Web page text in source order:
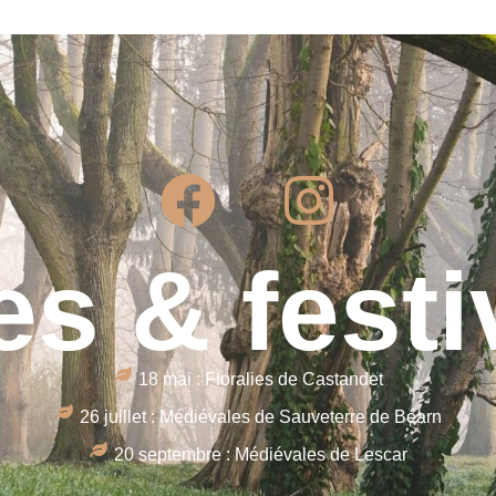
&
18 mai : Floralies de Castandet
26 juillet : Médiévales de Sauveterre de Béarn
20 septembre : Médiévales de Lescar